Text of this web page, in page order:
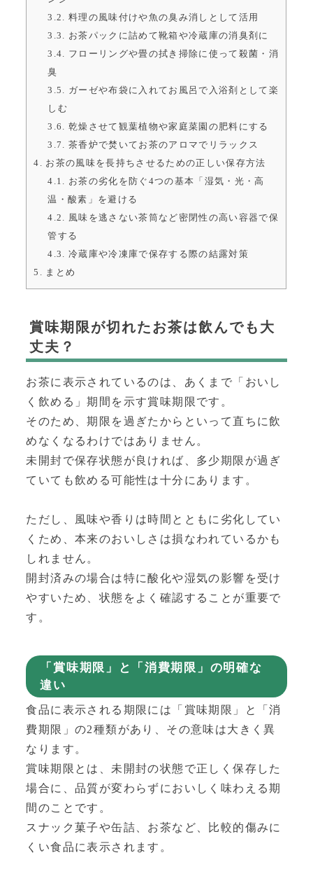
3.2. 料理の風味付けや魚の臭み消しとして活用
3.3. お茶パックに詰めて靴箱や冷蔵庫の消臭剤に
3.4. フローリングや畳の拭き掃除に使って殺菌・消
臭
3.5. ガーゼや布袋に入れてお風呂で入浴剤として楽
しむ
3.6. 乾燥させて観葉植物や家庭菜園の肥料にする
3.7. 茶香炉で焚いてお茶のアロマでリラックス
4. お茶の風味を長持ちさせるための正しい保存方法
4.1. お茶の劣化を防ぐ4つの基本「湿気・光・高
温・酸素」を避ける
4.2. 風味を逃さない茶筒など密閉性の高い容器で保
管する
4.3. 冷蔵庫や冷凍庫で保存する際の結露対策
5. まとめ
賞味期限が切れたお茶は飲んでも大
丈夫？
お茶に表示されているのは、あくまで「おいし
く飲める」期間を示す賞味期限です。
そのため、期限を過ぎたからといって直ちに飲
めなくなるわけではありません。
未開封で保存状態が良ければ、多少期限が過ぎ
ていても飲める可能性は十分にあります。
ただし、風味や香りは時間とともに劣化してい
くため、本来のおいしさは損なわれているかも
しれません。
開封済みの場合は特に酸化や湿気の影響を受け
やすいため、状態をよく確認することが重要で
す。
「賞味期限」と「消費期限」の明確な
違い
食品に表示される期限には「賞味期限」と「消
費期限」の2種類があり、その意味は大きく異
なります。
賞味期限とは、未開封の状態で正しく保存した
場合に、品質が変わらずにおいしく味わえる期
間のことです。
スナック菓子や缶詰、お茶など、比較的傷みに
くい食品に表示されます。